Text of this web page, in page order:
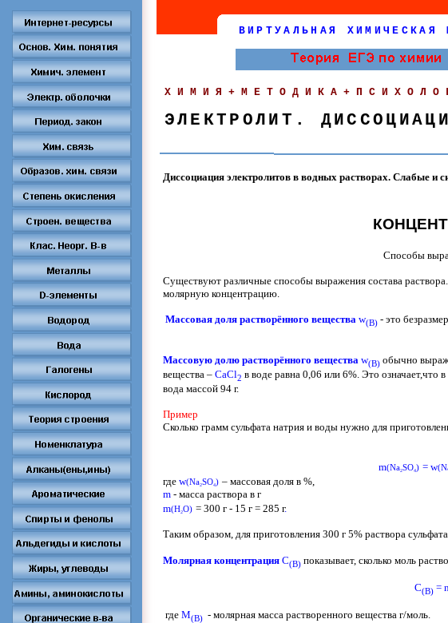
ВИРТУАЛЬНАЯ ХИМИЧЕСКАЯ
ЭЛЕКТРОЛИТ.
Диссоциация электролитов в водных растворах. Слабые и
Способы
Существуют различные способы выражения состава
молярную концентрацию.
Массовая доля растворённого вещества w(B) - это
Массовую долю растворённого вещества w(B) обычно
вещества – CaCl2 в воде равна 0,06 или 6%. Это означает,что
вода массой 94 г.
Пример
Сколько грамм сульфата натрия и воды нужно для
m(Na2SO4) = w
где w(Na2SO4) – массовая доля в %,
m - масса раствора в г
m(H2O) = 300 г - 15 г = 285 г.
Таким образом, для приготовления 300 г 5% раствора
Молярная концентрация C(B) показывает, сколько моль
C(B) = n
где М(B) - молярная масса растворенного вещества г/моль.